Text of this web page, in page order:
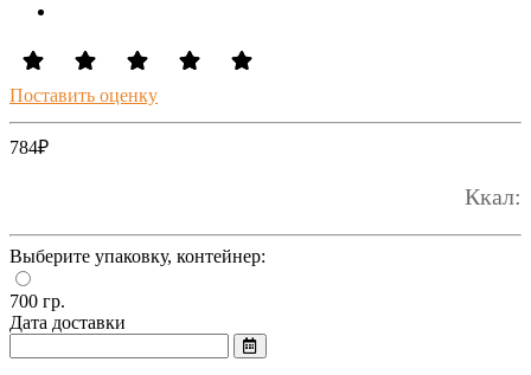
Поставить оценку
784₽
Ккал:
Выберите упаковку, контейнер:
700 гр.
Дата доставки